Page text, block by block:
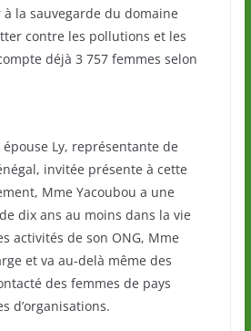
la sauvegarde du domaine
contre les pollutions et les
déjà 3 757 femmes selon
Ly, représentante de
invitée présente à cette
Mme Yacoubou a une
dix ans au moins dans la vie
activités de son ONG, Mme
et va au-delà même des
des femmes de pays
d’organisations.